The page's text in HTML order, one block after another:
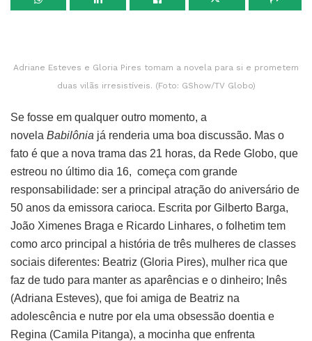
Adriane Esteves e Gloria Pires tomam a novela para si e prometem
duas vilãs irresistíveis. (Foto: GShow/TV Globo)
Se fosse em qualquer outro momento, a
novela Babilônia já renderia uma boa discussão. Mas o
fato é que a nova trama das 21 horas, da Rede Globo, que
estreou no último dia 16, começa com grande
responsabilidade: ser a principal atração do aniversário de
50 anos da emissora carioca. Escrita por Gilberto Barga,
João Ximenes Braga e Ricardo Linhares, o folhetim tem
como arco principal a história de três mulheres de classes
sociais diferentes: Beatriz (Gloria Pires), mulher rica que
faz de tudo para manter as aparências e o dinheiro; Inês
(Adriana Esteves), que foi amiga de Beatriz na
adolescência e nutre por ela uma obsessão doentia e
Regina (Camila Pitanga), a mocinha que enfrenta